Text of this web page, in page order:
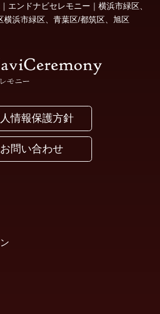
エンドナビセレモニー｜横浜市緑区、
横浜市緑区、青葉区/都筑区、旭区
情報保護方針
お問い合わせ